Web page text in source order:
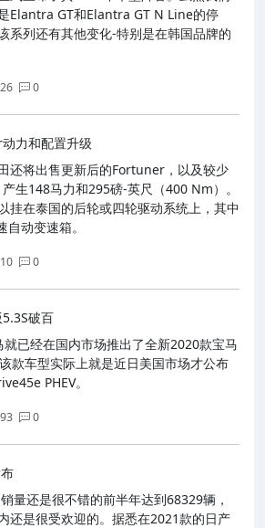
Elantra GT和Elantra GT N Line的停
系列还有其他变化-特别是在韩国品牌的
0
力和配置升级
还将出售更新后的Fortuner，以及较少
生148马力和295磅-英尺（400 Nm）。
挂在泰国的后轮或四轮驱动系统上，其中
动变速箱。
0
破百
已经在国内市场推出了全新2020款宝马
款车型实际上就是近日美国市场才公布
PHEV。
0
量还是很不错的前半年达到68329辆，
还是很受欢迎的。据悉在2021款的日产